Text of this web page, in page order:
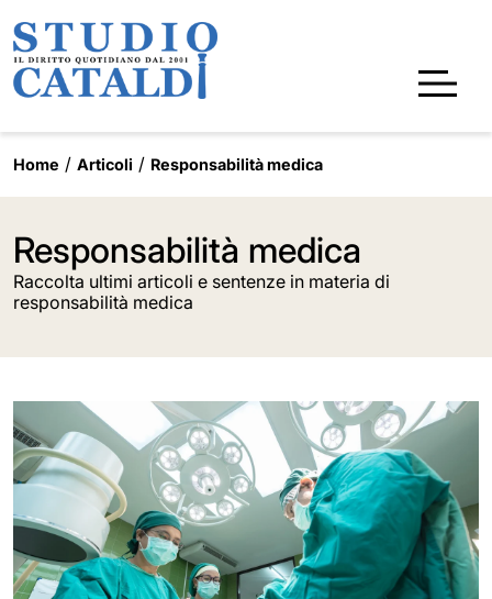
Home Articoli Responsabilità medica
Responsabilità medica
Raccolta ultimi articoli e sentenze in materia di
responsabilità medica